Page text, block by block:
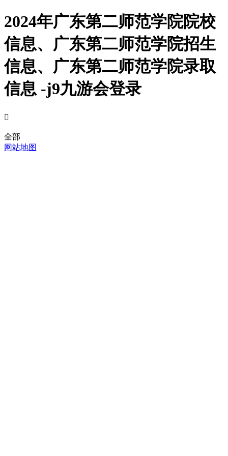
2024年广东第二师范学院院校
信息、广东第二师范学院招生
信息、广东第二师范学院录取
信息 -j9九游会登录

全部
网站地图